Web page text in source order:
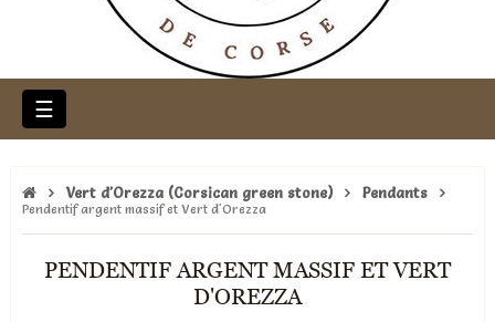
Toggle
navigation
☰
Vert d'Orezza (Corsican green stone) Pendants
Pendentif argent massif et Vert d'Orezza
PENDENTIF ARGENT MASSIF ET VERT
D'OREZZA